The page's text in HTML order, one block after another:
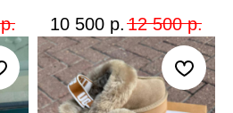
р. 10 500 р. 12 500 р.